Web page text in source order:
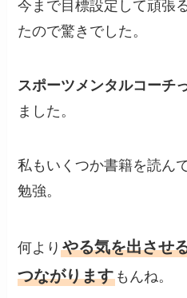
今まで目標設定して頑張
たので驚きでした。
スポーツメンタルコーチ
ました。
私もいくつか書籍を読ん
勉強。
何よりやる気を出させ
つながります もんね。